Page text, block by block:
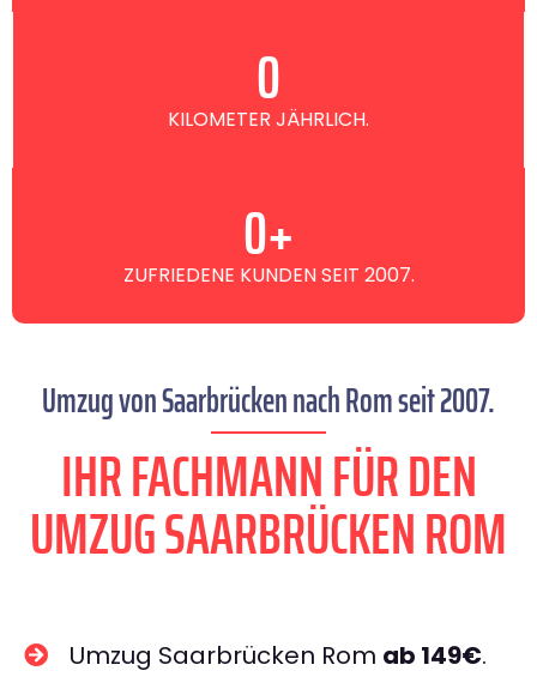
KILOMETER JÄHRLICH.
0
ZUFRIEDENE KUNDEN SEIT 2007.
0+
Umzug von Saarbrücken nach Rom seit 2007.
IHR FACHMANN FÜR DEN
UMZUG SAARBRÜCKEN ROM
Umzug Saarbrücken Rom ab 149€.